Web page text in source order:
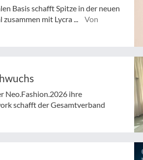
Basis schafft Spitze in der neuen
mit Lycra ...
Von
Neo.Fashion.2026 ihre
schafft der Gesamtverband